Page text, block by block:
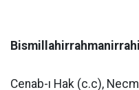
Cenab-ı Hak (c.c),